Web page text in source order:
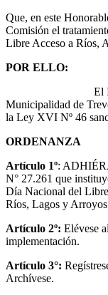
Que, en este
Comisión el
Libre Acceso a Ríos,
POR ELLO:
El Honorable
Municipalidad de
la Ley XVI Nº 46
ORDENANZA
Artículo 1º:
N° 27.261 que
Día Nacional del
Ríos, Lagos y
Artículo 2º: Elévese
implementación.
Artículo 3°:
Archívese.